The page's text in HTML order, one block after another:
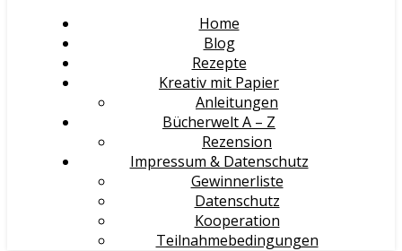
Home
Blog
Rezepte
Kreativ mit Papier
Anleitungen
Bücherwelt A – Z
Rezension
Impressum & Datenschutz
Gewinnerliste
Datenschutz
Kooperation
Teilnahmebedingungen